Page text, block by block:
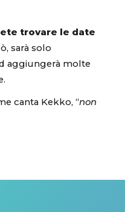
trovare le date
sarà solo
aggiungerà molte
canta Kekko, “non